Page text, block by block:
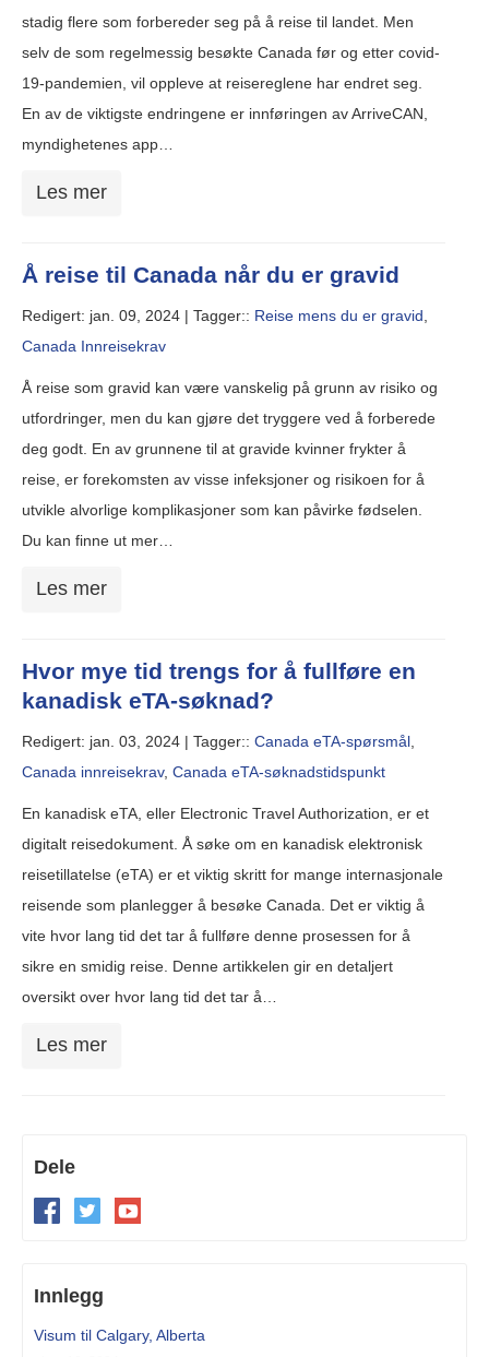
stadig flere som forbereder seg på å reise til landet. Men
selv de som regelmessig besøkte Canada før og etter covid-
19-pandemien, vil oppleve at reisereglene har endret seg.
En av de viktigste endringene er innføringen av ArriveCAN,
myndighetenes app…
Les mer
Å reise til Canada når du er gravid
Redigert: jan. 09, 2024 | Tagger:: Reise mens du er gravid,
Canada Innreisekrav
Å reise som gravid kan være vanskelig på grunn av risiko og
utfordringer, men du kan gjøre det tryggere ved å forberede
deg godt. En av grunnene til at gravide kvinner frykter å
reise, er forekomsten av visse infeksjoner og risikoen for å
utvikle alvorlige komplikasjoner som kan påvirke fødselen.
Du kan finne ut mer…
Les mer
Hvor mye tid trengs for å fullføre en
kanadisk eTA-søknad?
Redigert: jan. 03, 2024 | Tagger:: Canada eTA-spørsmål,
Canada innreisekrav, Canada eTA-søknadstidspunkt
En kanadisk eTA, eller Electronic Travel Authorization, er et
digitalt reisedokument. Å søke om en kanadisk elektronisk
reisetillatelse (eTA) er et viktig skritt for mange internasjonale
reisende som planlegger å besøke Canada. Det er viktig å
vite hvor lang tid det tar å fullføre denne prosessen for å
sikre en smidig reise. Denne artikkelen gir en detaljert
oversikt over hvor lang tid det tar å…
Les mer
Dele
Innlegg
Visum til Calgary, Alberta